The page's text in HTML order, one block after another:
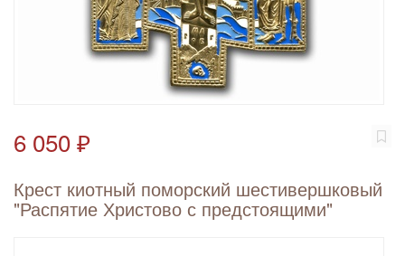
6 050 ₽
Крест киотный поморский шестивершковый
"Распятие Христово с предстоящими"